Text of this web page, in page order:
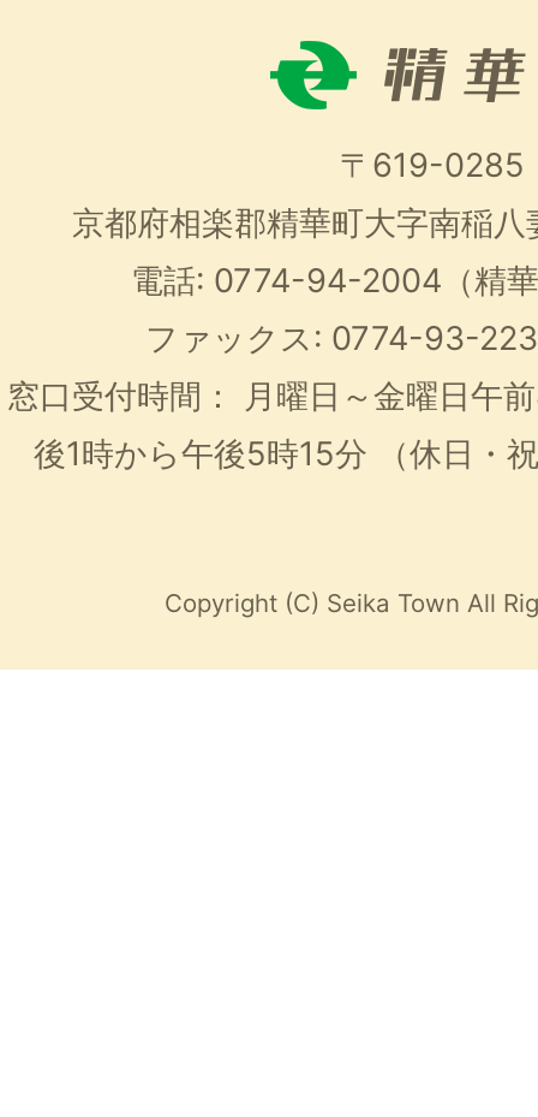
〒619-0285
京都府相楽郡精華町大字南稲
電話: 0774-94-2004（精
ファックス: 0774-93-
窓口受付時間：
月曜日～金曜日午
後1時から午後5時15分
（休日・
Copyright (C) Seika Town All